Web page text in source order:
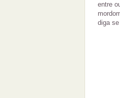
entre
diga